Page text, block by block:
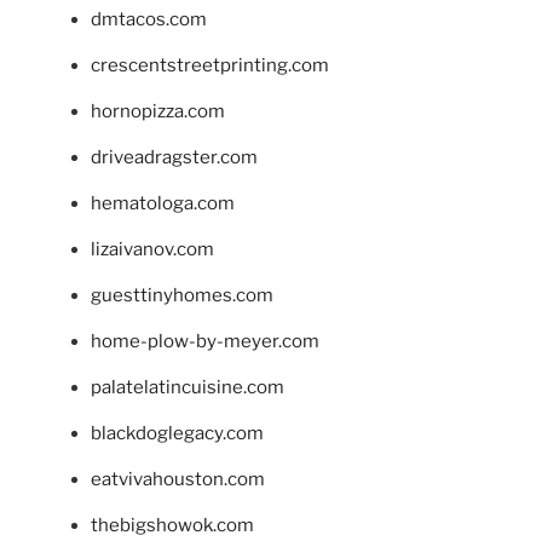
dmtacos.com
crescentstreetprinting.com
hornopizza.com
driveadragster.com
hematologa.com
lizaivanov.com
guesttinyhomes.com
home-plow-by-meyer.com
palatelatincuisine.com
blackdoglegacy.com
eatvivahouston.com
thebigshowok.com